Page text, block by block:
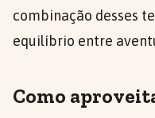
combinação desses
equilíbrio entre
Como